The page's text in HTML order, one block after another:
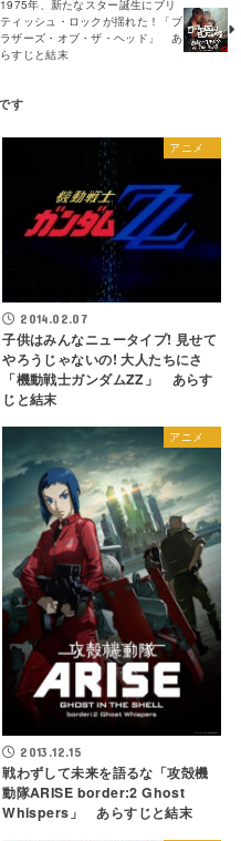
1975年、新たなスター誕生にブリ
ティッシュ・ロックが揺れた！「ブ
ラザーズ・オブ・ザ・ヘッド」 あ
らすじと結末
アニメ
2014.02.07
子供はみんなニュータイプ! 見せて
やろうじゃないの! 大人たちにさ
「機動戦士ガンダムΖΖ」 あらす
じと結末
アニメ
2013.12.15
戦わずして未来を語るな「攻殻機
動隊ARISE border:2 Ghost
Whispers」 あらすじと結末